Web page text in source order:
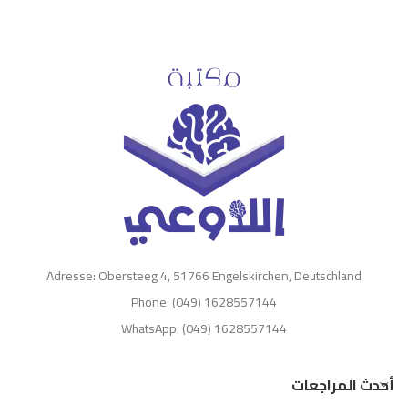
Adresse: Obersteeg 4, 51766 Engelskirchen, Deutschland
Phone: (049) 1628557144
WhatsApp: (049) 1628557144
أحدث المراجعات